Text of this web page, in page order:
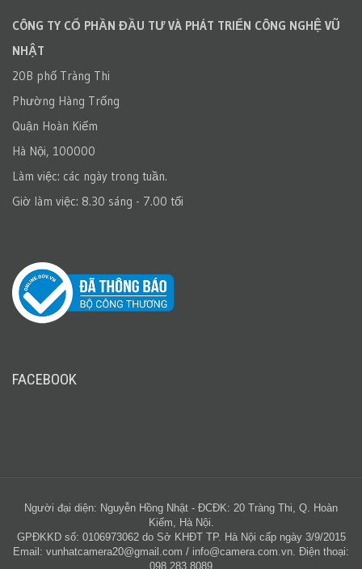
CÔNG TY CỔ PHẦN ĐẦU TƯ VÀ PHÁT TRIỂN CÔNG NGHỆ VŨ
NHẬT
20B phố Tràng Thi
Phường Hàng Trống
Quận Hoàn Kiếm
Hà Nội, 100000
Làm việc: các ngày trong tuần.
Giờ làm việc: 8.30 sáng - 7.00 tối
FACEBOOK
Người đại diện: Nguyễn Hồng Nhật - ĐCĐK: 20 Tràng Thi, Q. Hoàn
Kiếm, Hà Nội.
GPĐKKD số: 0106973062 do Sở KHĐT TP. Hà Nội cấp ngày 3/9/2015
Email: vunhatcamera20@gmail.com / info@camera.com.vn . Điện thoại:
098 283 8089